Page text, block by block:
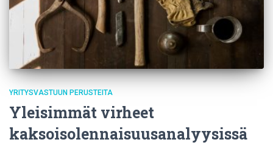
YRITYSVASTUUN PERUSTEITA
Yleisimmät virheet
kaksoisolennaisuusanalyysissä